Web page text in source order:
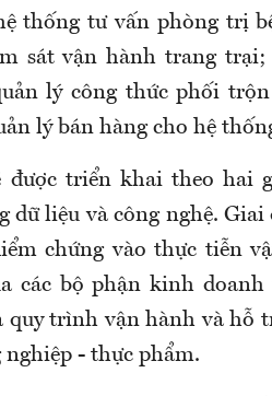
thống tư vấn phòng trị
sát vận hành trang
lý công thức phối
lý bán hàng cho hệ
được triển khai theo hai
dữ liệu và công nghệ. Giai
chứng vào thực tiễn
các bộ phận kinh doanh
quy trình vận hành và hỗ
- thực phẩm.